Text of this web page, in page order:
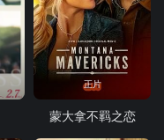
正片
蒙大拿不羁之恋